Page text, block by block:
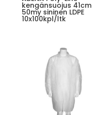
kengänsuojus 41cm
50my sininen LDPE
10x100kpl/ltk